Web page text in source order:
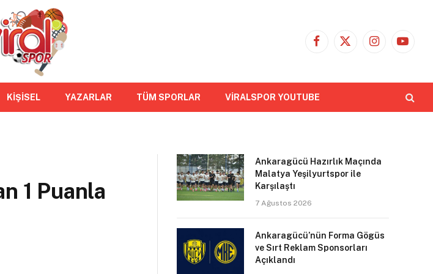
Facebook
X
Instagram
KİŞİSEL YAZARLAR TÜM SPORLAR VİRALSPOR YOUTUBE
1 Puanla
Ankaragücü Hazırlık Maçında
Malatya Yeşilyurtspor ile
Karşılaştı
7 Ağustos 2026
Ankaragücü’nün Forma Gögüs
ve Sırt Reklam Sponsorları
Açıklandı